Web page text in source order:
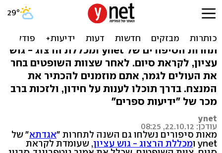
בחרו את המנצח של אגדתא 5
- וזכו בספרים
תחרות הסיפורים של ynet ומכללת הרצוג - גוש
עציון, לקראת סיום. לאחר שצוות השופטים בחר
את העולים לגמר, אתם מוזמנים להכתיר את
המנצח. בדרך תוכלו לענות על חידון, ולזכות ברב
מכר של "ידיעות ספרים"
ynet
עודכן: 22.10.12, 08:25
מאות סיפורים נשלחו גם השנה לתחרות "אגדתא" של
ynet ו מכללת הרצוג - גוש עציון, שעומדת לקראת